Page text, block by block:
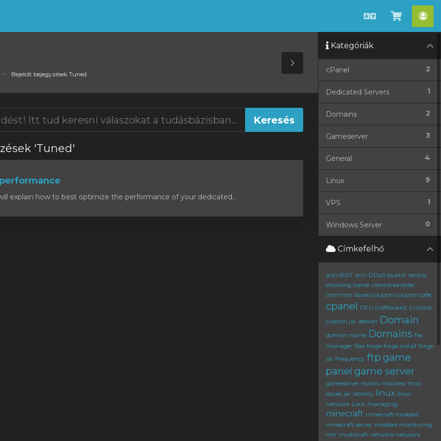
MagyarKosár
Bejelölt bejegyzések Tuned
Toggle
Sidebar
'Tuned'
explain how to best optimize the performance of your dedicated...
Kategóriák
2
cPanel
1
Dedicated Servers
2
Domains
3
Gameserver
4
General
9
Linux
1
VPS
0
Windows Server
Címkefelhő
anti-BOT anti-DDoS bukkit centos
choosing name clientarea order
common issues coupon coupon code
cpanel CPU craftbukkit Cronjob
custom jar debian Domain
domain name Domains file
manager files forge forge install forge
jar Frequency ftp game
panel game server
gameserver howto htaccess htop
issues jar latency linux linux
network Lock managing
minecraft minecraft modded
minecraft server modded monitoring
mtr multicraft network network